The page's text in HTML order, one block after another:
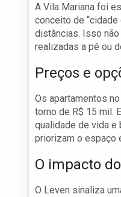
A Vila Mariana foi
conceito de
distâncias. Isso
realizadas a pé ou
Preços e
Os apartamentos
torno de R$ 15 mil.
qualidade de vida e
priorizam o espaço
O impacto
O Leven sinaliza